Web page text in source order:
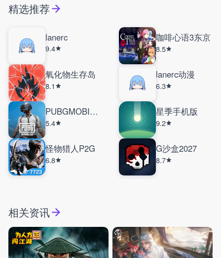
精选推荐
lanerc
9.4
咖啡心语3东京
8.5
氧化物生存岛
8.1
lanerc动漫
6.3
PUBGMOBILE国际服
5.4
星季手机版
9.2
怪物猎人P2G
6.8
G沙盒2027
8.7
相关资讯